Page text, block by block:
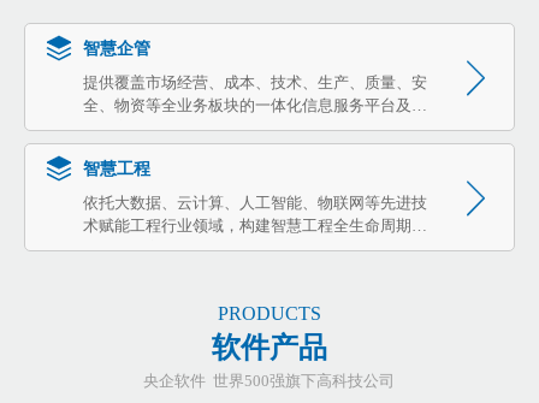
智慧企管
提供覆盖市场经营、成本、技术、生产、质量、安
全、物资等全业务板块的一体化信息服务平台及解
决方案，利用数字技术与企业管理相融合，打通工
享、可融合、可利用、可分析、可决策。
智慧工程
依托大数据、云计算、人工智能、物联网等先进技
术赋能工程行业领域，构建智慧工程全生命周期应
用解决方案和技术应用平台，以全生命周期管理、
PRODUCTS
软件产品
央企软件 世界500强旗下高科技公司